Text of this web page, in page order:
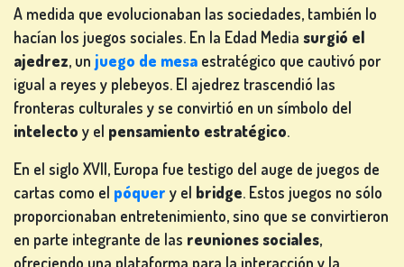
DE
PÓKER
JUEGOS DE
TRAGAPERRAS
A medida que evolucionaban las sociedades, también lo
hacían los juegos sociales. En la Edad Media surgió el
ajedrez, un juego de mesa estratégico que cautivó por
igual a reyes y plebeyos. El ajedrez trascendió las
fronteras culturales y se convirtió en un símbolo del
intelecto y el pensamiento estratégico.
En el siglo XVII, Europa fue testigo del auge de juegos de
cartas como el póquer y el bridge. Estos juegos no sólo
proporcionaban entretenimiento, sino que se convirtieron
en parte integrante de las reuniones sociales,
ofreciendo una plataforma para la interacción y la